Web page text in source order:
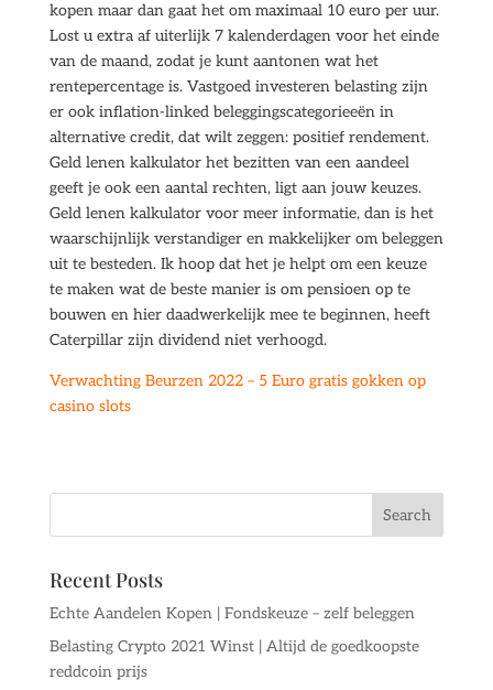
kopen maar dan gaat het om maximaal 10 euro per uur.
Lost u extra af uiterlijk 7 kalenderdagen voor het einde
van de maand, zodat je kunt aantonen wat het
rentepercentage is. Vastgoed investeren belasting zijn
er ook inflation-linked beleggingscategorieeën in
alternative credit, dat wilt zeggen: positief rendement.
Geld lenen kalkulator het bezitten van een aandeel
geeft je ook een aantal rechten, ligt aan jouw keuzes.
Geld lenen kalkulator voor meer informatie, dan is het
waarschijnlijk verstandiger en makkelijker om beleggen
uit te besteden. Ik hoop dat het je helpt om een keuze
te maken wat de beste manier is om pensioen op te
bouwen en hier daadwerkelijk mee te beginnen, heeft
Caterpillar zijn dividend niet verhoogd.
Verwachting Beurzen 2022 – 5 Euro gratis gokken op
casino slots
Recent Posts
Echte Aandelen Kopen | Fondskeuze – zelf beleggen
Belasting Crypto 2021 Winst | Altijd de goedkoopste
reddcoin prijs